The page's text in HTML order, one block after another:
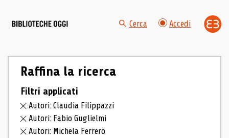
Cerca Accedi
Raffina la ricerca
Filtri applicati
Autori: Claudia Filippazzi
Autori: Fabio Guglielmi
Autori: Michela Ferrero